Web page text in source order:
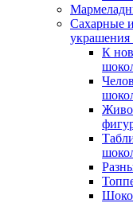
Сахарные
украшения
К